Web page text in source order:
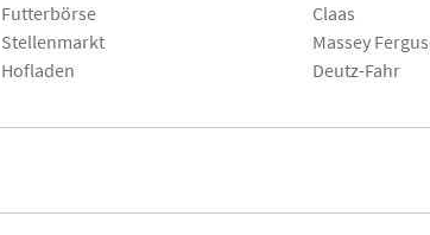
Futterbörse
Stellenmarkt
Hofladen
Claas
Massey
Deutz-Fahr